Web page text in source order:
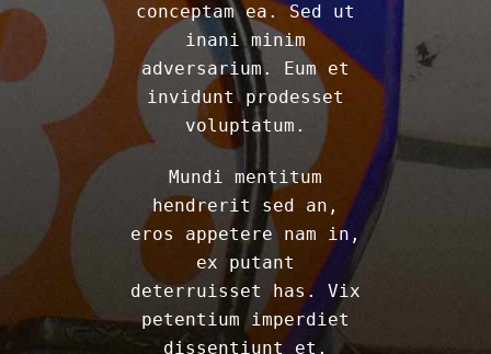
conceptam ea. Sed ut
inani minim
adversarium. Eum et
invidunt prodesset
voluptatum.
Mundi mentitum
hendrerit sed an,
eros appetere nam in,
ex putant
deterruisset has. Vix
petentium imperdiet
dissentiunt et,